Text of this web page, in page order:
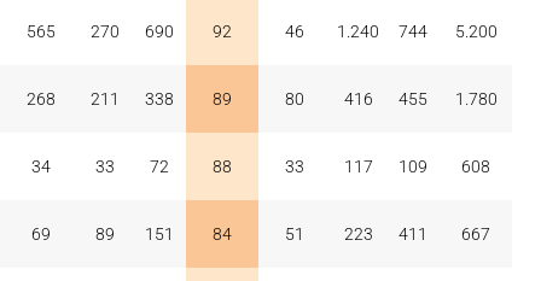
565 270 690 92 46 1.240 744 5.200
268 211 338 89 80 416 455 1.780
34 33 72 88 33 117 109 608
69 89 151 84 51 223 411 667